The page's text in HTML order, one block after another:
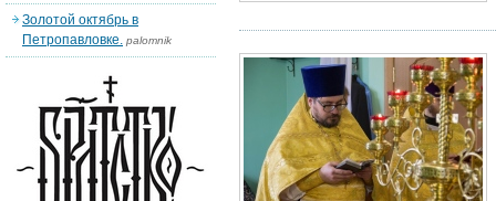
Золотой октябрь в
Петропавловке. palomnik